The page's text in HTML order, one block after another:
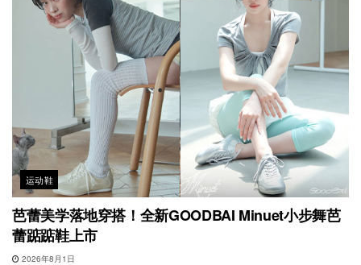
运动鞋
芭蕾美学落地穿搭！全新GOODBAI Minuet小步舞芭
蕾踮踮鞋上市
2026年8月1日